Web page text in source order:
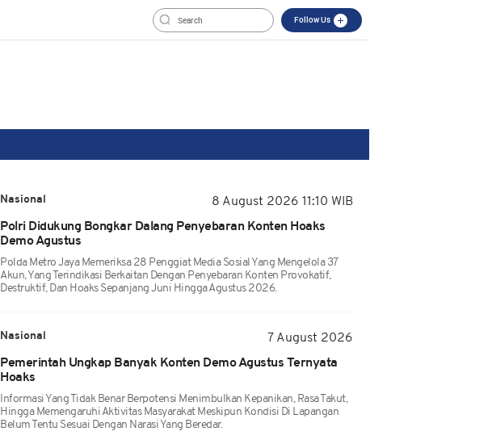
Follow Us
Nasional
8 August 2026 11:10 WIB
Polri Didukung Bongkar Dalang Penyebaran Konten Hoaks
Demo Agustus
Polda Metro Jaya Memeriksa 28 Penggiat Media Sosial Yang Mengelola 37
Akun, Yang Terindikasi Berkaitan Dengan Penyebaran Konten Provokatif,
Destruktif, Dan Hoaks Sepanjang Juni Hingga Agustus 2026.
Nasional
7 August 2026
Pemerintah Ungkap Banyak Konten Demo Agustus Ternyata
Hoaks
Informasi Yang Tidak Benar Berpotensi Menimbulkan Kepanikan, Rasa Takut,
Hingga Memengaruhi Aktivitas Masyarakat Meskipun Kondisi Di Lapangan
Belum Tentu Sesuai Dengan Narasi Yang Beredar.